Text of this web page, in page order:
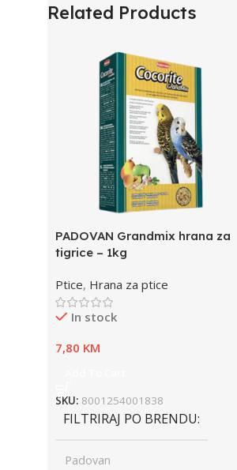
Related Products
PADOVAN Grandmix hrana za
tigrice – 1kg
Ptice, Hrana za ptice
In stock
7,80 KM
SKU: 8001254001838
FILTRIRAJ PO BRENDU
Padovan